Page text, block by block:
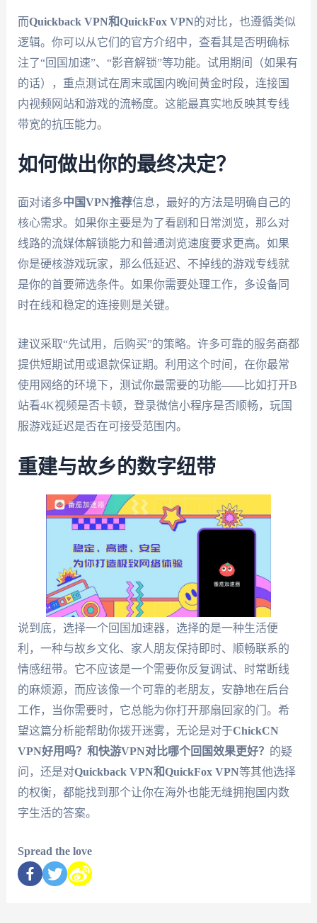
而Quickback VPN和QuickFox VPN的对比，也遵循类似
逻辑。你可以从它们的官方介绍中，查看其是否明确标
注了“回国加速”、“影音解锁”等功能。试用期间（如果有
的话），重点测试在周末或国内晚间黄金时段，连接国
内视频网站和游戏的流畅度。这能最真实地反映其专线
带宽的抗压能力。
如何做出你的最终决定？
面对诸多中国VPN推荐信息，最好的方法是明确自己的
核心需求。如果你主要是为了看剧和日常浏览，那么对
线路的流媒体解锁能力和普通浏览速度要求更高。如果
你是硬核游戏玩家，那么低延迟、不掉线的游戏专线就
是你的首要筛选条件。如果你需要处理工作，多设备同
时在线和稳定的连接则是关键。
建议采取“先试用，后购买”的策略。许多可靠的服务商都
提供短期试用或退款保证期。利用这个时间，在你最常
使用网络的环境下，测试你最需要的功能——比如打开B
站看4K视频是否卡顿，登录微信小程序是否顺畅，玩国
服游戏延迟是否在可接受范围内。
重建与故乡的数字纽带
说到底，选择一个回国加速器，选择的是一种生活便
利，一种与故乡文化、家人朋友保持即时、顺畅联系的
情感纽带。它不应该是一个需要你反复调试、时常断线
的麻烦源，而应该像一个可靠的老朋友，安静地在后台
工作，当你需要时，它总能为你打开那扇回家的门。希
望这篇分析能帮助你拨开迷雾，无论是对于ChickCN
VPN好用吗？和快游VPN对比哪个回国效果更好？ 的疑
问，还是对Quickback VPN和QuickFox VPN等其他选择
的权衡，都能找到那个让你在海外也能无缝拥抱国内数
字生活的答案。
Spread the love